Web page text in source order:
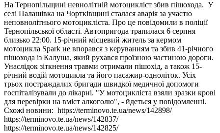
На Тернопільщині невнолітній мотоцикліст збив пішохода. У
селі Палашівка на Чортківщині сталася аварія за участю
неповнолітнього мотоцикліста. Про це повідомили в поліції
Тернопільської області. Автопригода трапилася 6 серпня
близько 22:00. 15-річний місцевий житель за кермом
мотоцикла Spark не впорався з керуванням та збив 41-річного
пішохода із Калуша, який рухався проїзною частиною дороги.
Унаслідок зіткнення травми отримали пішохід, а також 15-
річний водій мотоцикла та його пасажир-одноліток. Усіх
трьох постраждалих бригади швидкої медичної допомоги
госпіталізували до лікарні. "У мотоцикліста взяли зразки крові
для перевірки на вміст алкоголю", - йдеться у повідомленні.
Схожі новини: https://terminovo.te.ua/news/142898/
https://terminovo.te.ua/news/142837/
https://terminovo.te.ua/news/142825/